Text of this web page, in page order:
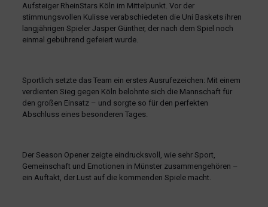
Aufsteiger RheinStars Köln im Mittelpunkt. Vor der
stimmungsvollen Kulisse verabschiedeten die Uni Baskets ihren
langjährigen Spieler Jasper Günther, der nach dem Spiel noch
einmal gebührend gefeiert wurde.
Sportlich setzte das Team ein erstes Ausrufezeichen: Mit einem
verdienten Sieg gegen Köln belohnte sich die Mannschaft für
den großen Einsatz – und sorgte so für den perfekten
Abschluss eines besonderen Tages.
Der Season Opener zeigte eindrucksvoll, wie sehr Sport,
Gemeinschaft und Emotionen in Münster zusammengehören –
ein Auftakt, der Lust auf die kommenden Spiele macht.